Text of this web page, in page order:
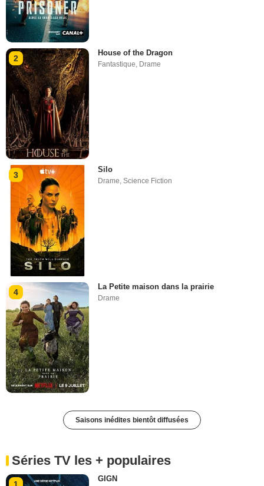
2
House of the Dragon
Fantastique, Drame
3
Silo
Drame,Science Fiction
4
La Petite maison dans la prairie
Drame
Saisons inédites bientôt diffusées
Séries TV les + populaires
GIGN